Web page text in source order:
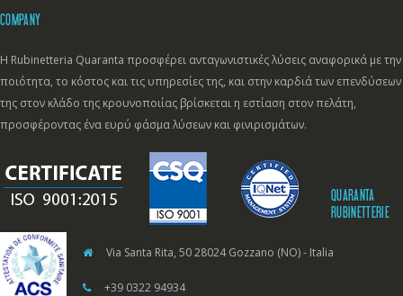
COMPANY
Η Rubinetteria Quaranta προσφέρει ανταγωνιστικές λύσεις αναφορικά με την
ποιότητα, το κόστος και τις υπηρεσίες της, και στην καρδιά των επενδύσεων
της στον κλάδο της κρουνοποιίας βρίσκεται η εστίαση στον πελάτη,
προσφέροντας ένα ευρύ φάσμα λύσεων και φινιρισμάτων.
QUARANTA
RUBINETTERIE
Via Santa Rita, 50 28024 Gozzano (NO) - Italia
+39 0322 94934